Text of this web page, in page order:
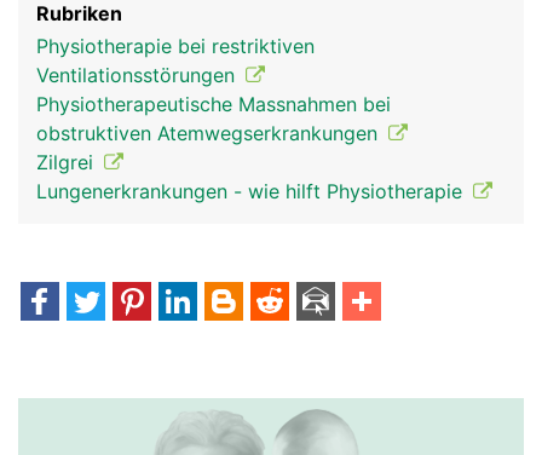
Rubriken
Physiotherapie bei restriktiven
Ventilationsstörungen
Physiotherapeutische Massnahmen bei
obstruktiven Atemwegserkrankungen
Zilgrei
Lungenerkrankungen - wie hilft Physiotherapie